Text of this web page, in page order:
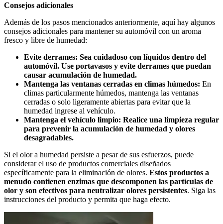
Consejos adicionales
Además de los pasos mencionados anteriormente, aquí hay algunos
consejos adicionales para mantener su automóvil con un aroma
fresco y libre de humedad:
Evite derrames: Sea cuidadoso con líquidos dentro del
automóvil. Use portavasos y evite derrames que puedan
causar acumulación de humedad.
Mantenga las ventanas cerradas en climas húmedos: En
climas particularmente húmedos, mantenga las ventanas
cerradas o solo ligeramente abiertas para evitar que la
humedad ingrese al vehículo.
Mantenga el vehículo limpio: Realice una limpieza regular
para prevenir la acumulación de humedad y olores
desagradables.
Si el olor a humedad persiste a pesar de sus esfuerzos, puede
considerar el uso de productos comerciales diseñados
específicamente para la eliminación de olores. Estos productos a
menudo contienen enzimas que descomponen las partículas de
olor y son efectivos para neutralizar olores persistentes. Siga las
instrucciones del producto y permita que haga efecto.